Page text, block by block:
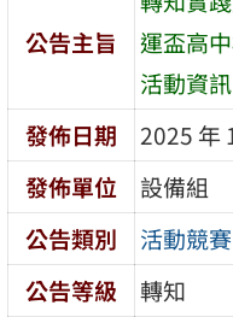
公告主旨
運盃高
活動資訊
發佈日期
2025 年
發佈單位
設備組
公告類別
活動競賽
公告等級
轉知